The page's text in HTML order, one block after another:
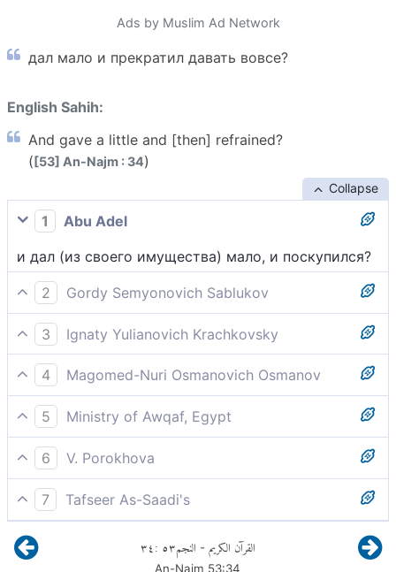
Ads by Muslim Ad Network
дал мало и прекратил давать вовсе?
English Sahih:
And gave a little and [then] refrained?
([53] An-Najm : 34)
Collapse
1
Abu Adel
и дал (из своего имущества) мало, и поскупился?
2
Gordy Semyonovich Sablukov
Дает мало, скупится?
3
Ignaty Yulianovich Krachkovsky
и дал мало, и поскупился?
4
Magomed-Nuri Osmanovich Osmanov
дарил мало и был скуп?
5
Ministry of Awqaf, Egypt
дал мало (денег) и больше не давал?!
6
V. Porokhova
Дал мало и облекся в скупость?
7
Tafseer As-Saadi's
дал мало и прекратил давать вовсе?
القرآن الكريم - النجم٥٣:٣٤
An-Najm 53:34